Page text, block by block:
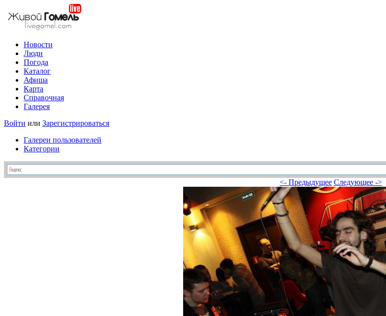
Новости
Люди
Погода
Каталог
Афиша
Карта
Справочная
Галерея
Войти или Зарегистрироваться
Галереи пользователей
Категории
<- Предыдущее Следующее ->